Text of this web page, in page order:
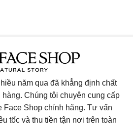
năm qua đã khẳng định chất
Chúng tôi chuyên cung cấp
Face Shop chính hãng. Tư vấn
tốc và thu tiền tận nơi trên toàn